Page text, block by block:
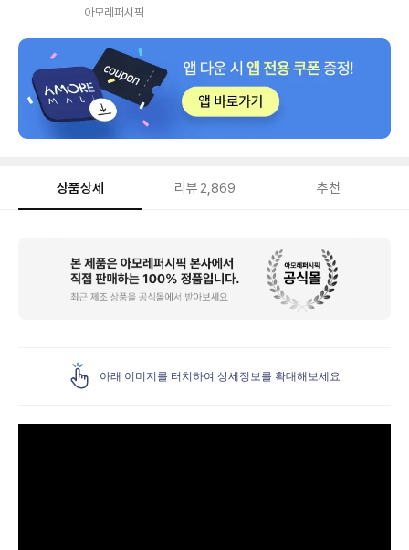
아모레퍼시픽
상품상세 리뷰2,869 추천
아래 이미지를 터치하여 상세정보를 확대해보세요